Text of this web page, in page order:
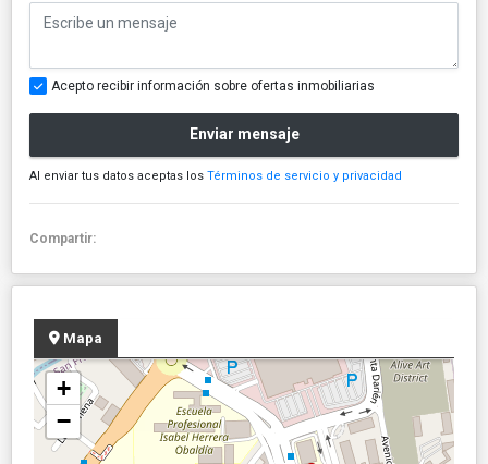
Acepto recibir información sobre ofertas inmobiliarias
Enviar mensaje
Al enviar tus datos aceptas los Términos de servicio y privacidad
Compartir:
Mapa
+
−